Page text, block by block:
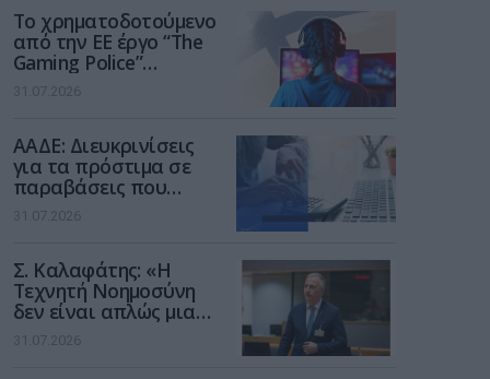
Το χρηματοδοτούμενο
από την ΕΕ έργο “The
Gaming Police”
ενισχύει την ασφάλεια
των παιδιών στο
31.07.2026
ΑΑΔΕ: Διευκρινίσεις
για τα πρόστιμα σε
παραβάσεις που
αφορούν τους ΦΗΜ
31.07.2026
Σ. Καλαφάτης: «Η
Τεχνητή Νοημοσύνη
δεν είναι απλώς μια
νέα τεχνολογία, είναι
μια νέα βιομηχανική
31.07.2026